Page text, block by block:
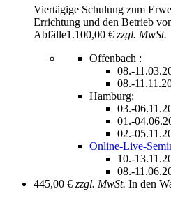
Viertägige Schulung zum
Errichtung und den Betrieb
Abfälle1.100,00 € zzgl. MwSt.
Offenbach :
08.-
08.-
Hamburg:
03.-
01.-
02.-
Online-Live-
10.-
08.-
445,00 € zzgl. MwSt. In den